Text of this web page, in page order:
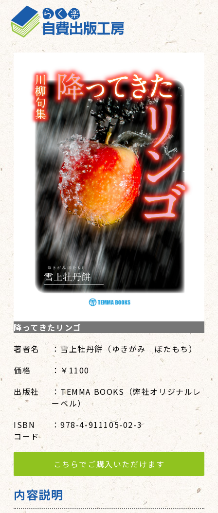
降ってきたリンゴ
著者名
：雪上牡丹餅（ゆきがみ ぼたもち）
価格
：￥1100
出版社
：TEMMA BOOKS（弊社オリジナルレ
ーベル）
ISBN
コード
：978-4-911105-02-3
こちらでご購入いただけます
内容説明